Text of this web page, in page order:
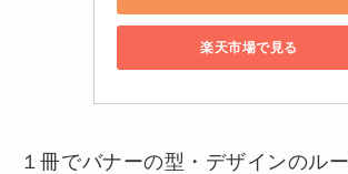
楽天市場で見る
１冊でバナーの型・デザインのル